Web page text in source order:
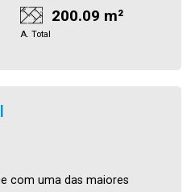
200.09 m²
A. Total
com uma das maiores